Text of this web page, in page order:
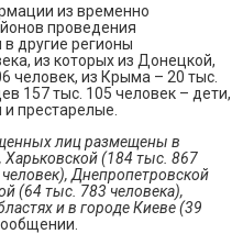
из временно
проведения
другие регионы
из которых из Донецкой,
человек, из Крыма – 20 тыс.
157 тыс. 105 человек – дети,
престарелые.
лиц размещены в
Харьковской (184 тыс. 867
Днепропетровской
(64 тыс. 783 человека),
и в городе Киеве (39